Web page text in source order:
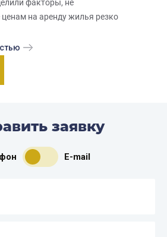
факторы, не
на аренду жилья резко
заявку
E-mail